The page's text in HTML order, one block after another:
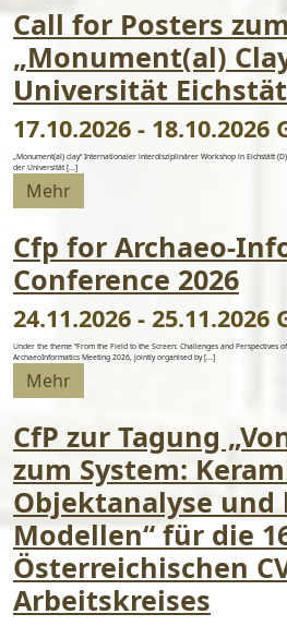
Call for Posters
„Monument(al)
Universität
17.10.2026 - 18.10.2026
„Monument(al) clay“ Internationaler interdisziplinärer Workshop in Eichstätt
der Universität [...]
Mehr
Cfp for Archaeo-
Conference 2026
24.11.2026 - 25.11.2026
Under the theme “From the Field to the Screen: Challenges and Perspectives
ArchaeoInformatics Meeting 2026, jointly organised by [...]
Mehr
CfP zur Tagung
zum System:
Objektanalyse
Modellen“ für die
Österreichischen
Arbeitskreises